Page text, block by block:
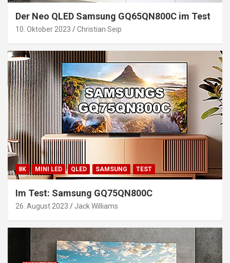
Der Neo QLED Samsung GQ65QN800C im Test
10. Oktober 2023 Christian Seip
8K MINI LED QLED SAMSUNG TEST
Im Test: Samsung GQ75QN800C
26. August 2023 Jack Williams